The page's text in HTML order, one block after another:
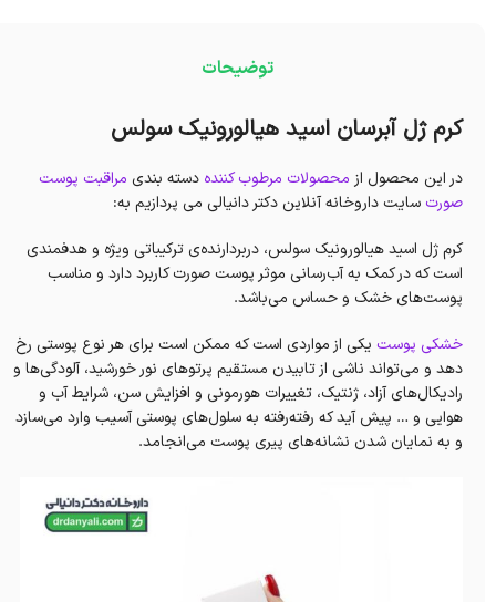
توضیحات
کرم ژل آبرسان اسید هیالورونیک سولس
در این محصول از محصولات مرطوب کننده دسته بندی مراقبت پوست
صورت سایت داروخانه آنلاین دکتر دانیالی می پردازیم به:
کرم ژل اسید هیالورونیک سولس، دربردارنده‌ی ترکیباتی ویژه و هدفمندی
است که در کمک به آب‌رسانی موثر پوست صورت کاربرد دارد و مناسب
پوست‌های خشک و حساس می‌باشد.
خشکی پوست یکی از مواردی است که ممکن است برای هر نوع پوستی رخ
دهد و می‌تواند ناشی از تابیدن مستقیم پرتوهای نور خورشید، آلودگی‌ها و
رادیکال‌های آزاد، ژنتیک، تغییرات هورمونی و افزایش سن، شرایط آب و
هوایی و … پیش آید که رفته‌رفته به سلول‌های پوستی آسیب وارد می‌سازد
و به نمایان شدن نشانه‌های پیری پوست می‌انجامد.